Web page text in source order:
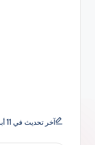
آخر تحديث في 11 أبريل 2026